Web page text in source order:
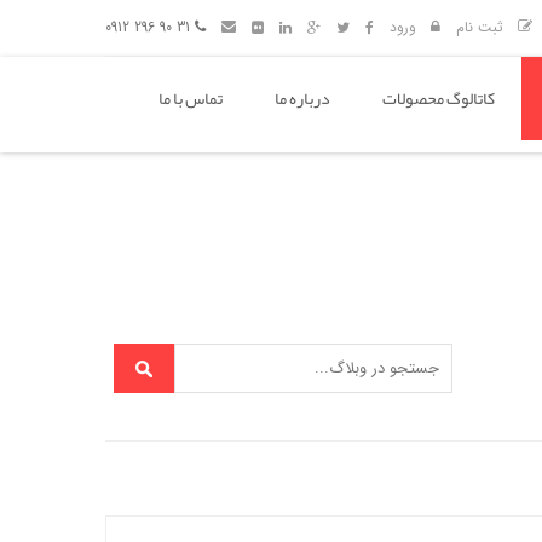
ثبت نام ورود
کاتالوگ محصولات درباره ما تماس با ما